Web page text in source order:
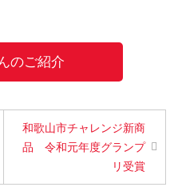
のご紹介
和歌山市チャレンジ新商
品 令和元年度グランプ
リ受賞